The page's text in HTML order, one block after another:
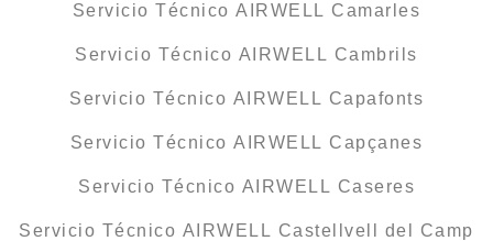
Servicio Técnico AIRWELL Camarles
Servicio Técnico AIRWELL Cambrils
Servicio Técnico AIRWELL Capafonts
Servicio Técnico AIRWELL Capçanes
Servicio Técnico AIRWELL Caseres
Servicio Técnico AIRWELL Castellvell del Camp